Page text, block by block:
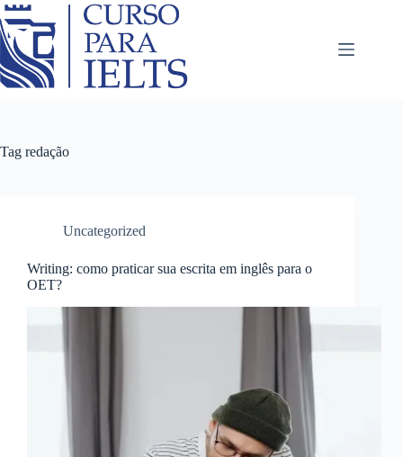
Tag redação
Uncategorized
Writing: como praticar sua escrita em inglês para o
OET?